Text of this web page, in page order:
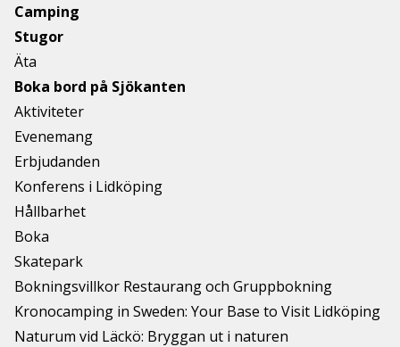
Camping
Stugor
Äta
Boka bord på Sjökanten
Aktiviteter
Evenemang
Erbjudanden
Konferens i Lidköping
Hållbarhet
Boka
Skatepark
Bokningsvillkor Restaurang och Gruppbokning
Kronocamping in Sweden: Your Base to Visit Lidköping
Naturum vid Läckö: Bryggan ut i naturen